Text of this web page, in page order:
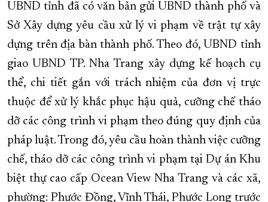
UBND tỉnh đã có văn bản gửi UBND thành phố và
Sở Xây dựng yêu cầu xử lý vi phạm về trật tự xây
dựng trên địa bàn thành phố. Theo đó, UBND tỉnh
giao UBND TP. Nha Trang xây dựng kế hoạch cụ
thể, chi tiết gắn với trách nhiệm của đơn vị trực
thuộc để xử lý khắc phục hậu quả, cưỡng chế tháo
dỡ các công trình vi phạm theo đúng quy định của
pháp luật. Trong đó, yêu cầu hoàn thành việc cưỡng
chế, tháo dỡ các công trình vi phạm tại Dự án Khu
biệt thự cao cấp Ocean View Nha Trang và các xã,
phường: Phước Đồng, Vĩnh Thái, Phước Long trước